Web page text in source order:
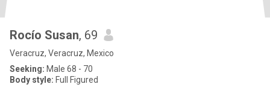
Rocío Susan, 69
Veracruz, Veracruz, Mexico
Seeking: Male 68 - 70
Body style: Full Figured